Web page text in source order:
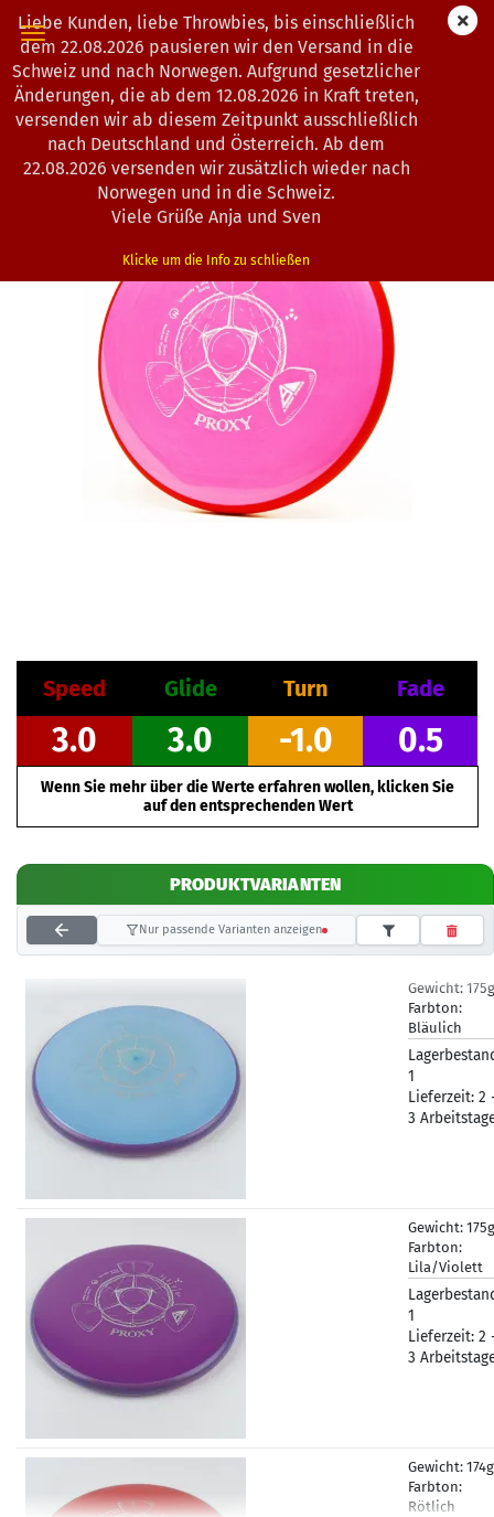
Liebe Kunden, liebe Throwbies, bis einschließlich
dem 22.08.2026 pausieren wir den Versand in die
Schweiz und nach Norwegen. Aufgrund gesetzlicher
Änderungen, die ab dem 12.08.2026 in Kraft treten,
versenden wir ab diesem Zeitpunkt ausschließlich
nach Deutschland und Österreich. Ab dem
22.08.2026 versenden wir zusätzlich wieder nach
Norwegen und in die Schweiz.
Viele Grüße Anja und Sven
Klicke um die Info zu schließen
0Artikel in dieser Kategorie
Axiom Discs | Proxy | Neutron
(Art.Nr.:1200685)
Speed Glide Turn Fade
3.0 3.0 -1.0 0.5
Wenn Sie mehr über die Werte erfahren wollen, klicken Sie
auf den entsprechenden Wert
PRODUKTVARIANTEN
Nur passende Varianten anzeigen
Gewicht:
Farbton:
Bläulich
1
Lieferzeit: 2
3
Gewicht:
Farbton:
Lila/Violett
1
Lieferzeit: 2
3
Gewicht:
Farbton:
Rötlich